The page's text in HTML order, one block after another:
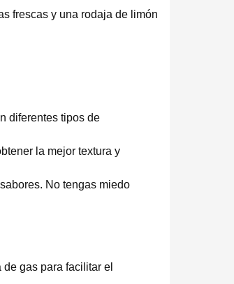
frescas y una rodaja de limón
diferentes tipos de
la mejor textura y
No tengas miedo
gas para facilitar el